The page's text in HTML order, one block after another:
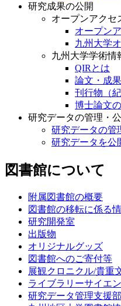
研究成果の公開
オープンアクセ
オープン
九州大学
九州大学学術情
QIRとは
論文・成
刊行物（
博士論文
研究データの管理・
研究データの管
研究データを公
図書館について
附属図書館の概要
図書館の移転に係る
研究開発室
出版物
オリジナルグッズ
図書館へのご寄付等
展観クロニクル/貴重
ライブラリーサイエ
研究データ管理支援